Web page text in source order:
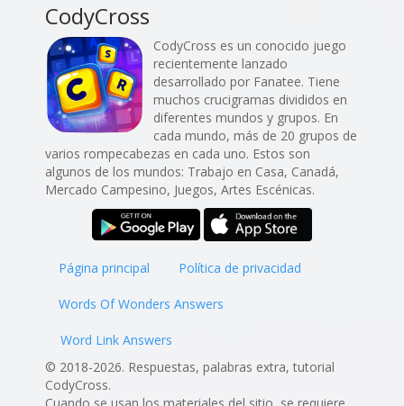
CodyCross
CodyCross es un conocido juego
recientemente lanzado
desarrollado por Fanatee. Tiene
muchos crucigramas divididos en
diferentes mundos y grupos. En
cada mundo, más de 20 grupos de
varios rompecabezas en cada uno. Estos son
algunos de los mundos: Trabajo en Casa, Canadá,
Mercado Campesino, Juegos, Artes Escénicas.
Página principal Política de privacidad
Words Of Wonders Answers
Word Link Answers
© 2018-2026. Respuestas, palabras extra, tutorial
CodyCross.